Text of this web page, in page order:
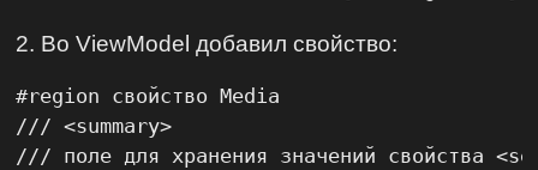
2. Во ViewModel добавил свойство:
#region свойство Media
/// <summary>
/// поле для хранения значений свойства